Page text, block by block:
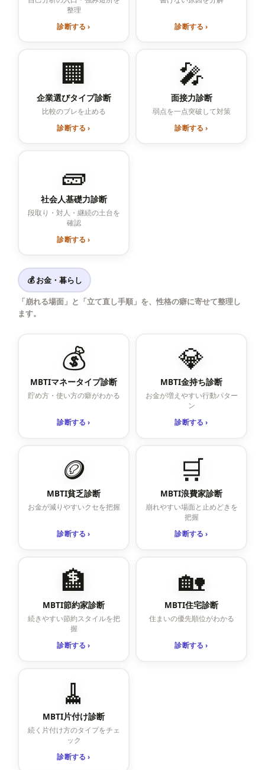
整理
診断する ›
診断する ›
🏢
企業選びタイプ診断
比較のブレを止める
診断する ›
🎤
面接力診断
弱点を一点突破して対策
診断する ›
🧱
社会人基礎力診断
段取り・対人・継続の土台を
確認
診断する ›
💰 お金・暮らし
「崩れる場面」と「立て直し手順」を、性格の癖に寄せて整理し
ます。
💰
MBTIマネータイプ診断
貯め方・使い方の癖がわかる
診断する ›
💎
MBTI金持ち診断
お金が増えやすい行動パター
ン
診断する ›
🪙
MBTI貧乏診断
お金が減りやすいクセを把握
診断する ›
🛒
MBTI浪費家診断
崩れやすい場面と止めどきを
把握
診断する ›
🏦
MBTI節約家診断
続きやすい節約スタイルを把
握
診断する ›
🏡
MBTI住宅診断
住まいの優先順位がわかる
診断する ›
🧹
MBTI片付け診断
続く片付け方のタイプをチェ
ック
診断する ›